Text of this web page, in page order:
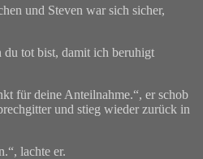
und Steven war sich sicher,
du tot bist, damit ich beruhigt
für deine Anteilnahme.“, er schob
und stieg wieder zurück in
lachte er.